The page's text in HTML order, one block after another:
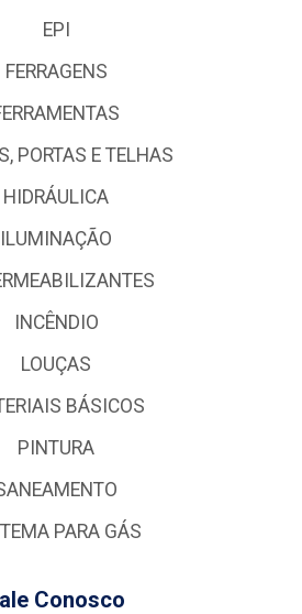
EPI
FERRAGENS
PORTAS E TELHAS
HIDRÁULICA
ILUMINAÇÃO
INCÊNDIO
LOUÇAS
BÁSICOS
PINTURA
PARA GÁS
Conosco